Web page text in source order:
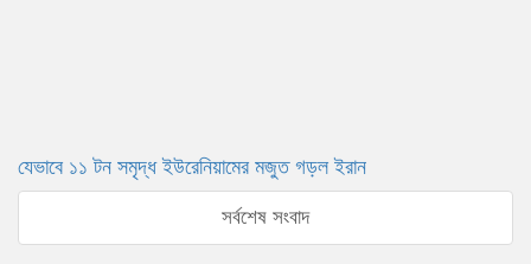
যেভাবে ১১ টন সমৃদ্ধ ইউরেনিয়ামের মজুত গড়ল ইরান
সর্বশেষ সংবাদ